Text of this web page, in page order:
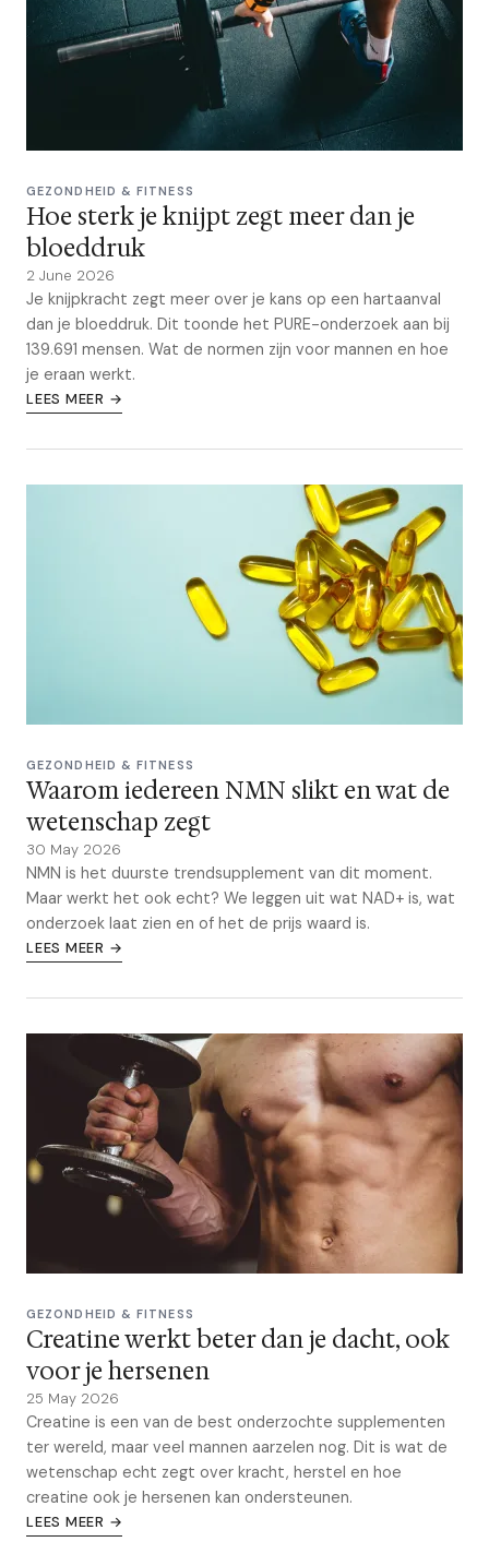
GEZONDHEID & FITNESS
Hoe sterk je knijpt zegt meer dan je
bloeddruk
2 June 2026
Je knijpkracht zegt meer over je kans op een hartaanval
dan je bloeddruk. Dit toonde het PURE-onderzoek aan bij
139.691 mensen. Wat de normen zijn voor mannen en hoe
je eraan werkt.
LEES MEER →
GEZONDHEID & FITNESS
Waarom iedereen NMN slikt en wat de
wetenschap zegt
30 May 2026
NMN is het duurste trendsupplement van dit moment.
Maar werkt het ook echt? We leggen uit wat NAD+ is, wat
onderzoek laat zien en of het de prijs waard is.
LEES MEER →
GEZONDHEID & FITNESS
Creatine werkt beter dan je dacht, ook
voor je hersenen
25 May 2026
Creatine is een van de best onderzochte supplementen
ter wereld, maar veel mannen aarzelen nog. Dit is wat de
wetenschap echt zegt over kracht, herstel en hoe
creatine ook je hersenen kan ondersteunen.
LEES MEER →